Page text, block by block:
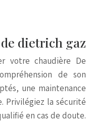
dietrich gaz
votre chaudière De
de son
une maintenance
Privilégiez la sécurité
en cas de doute.